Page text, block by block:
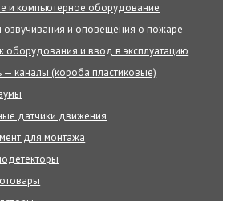
и компьютерное оборудование
озвучивания и оповещения о пожаре
оборудования и ввод в эксплуатацию
— каналы (короба пластиковые)
датчики движения
для монтажа